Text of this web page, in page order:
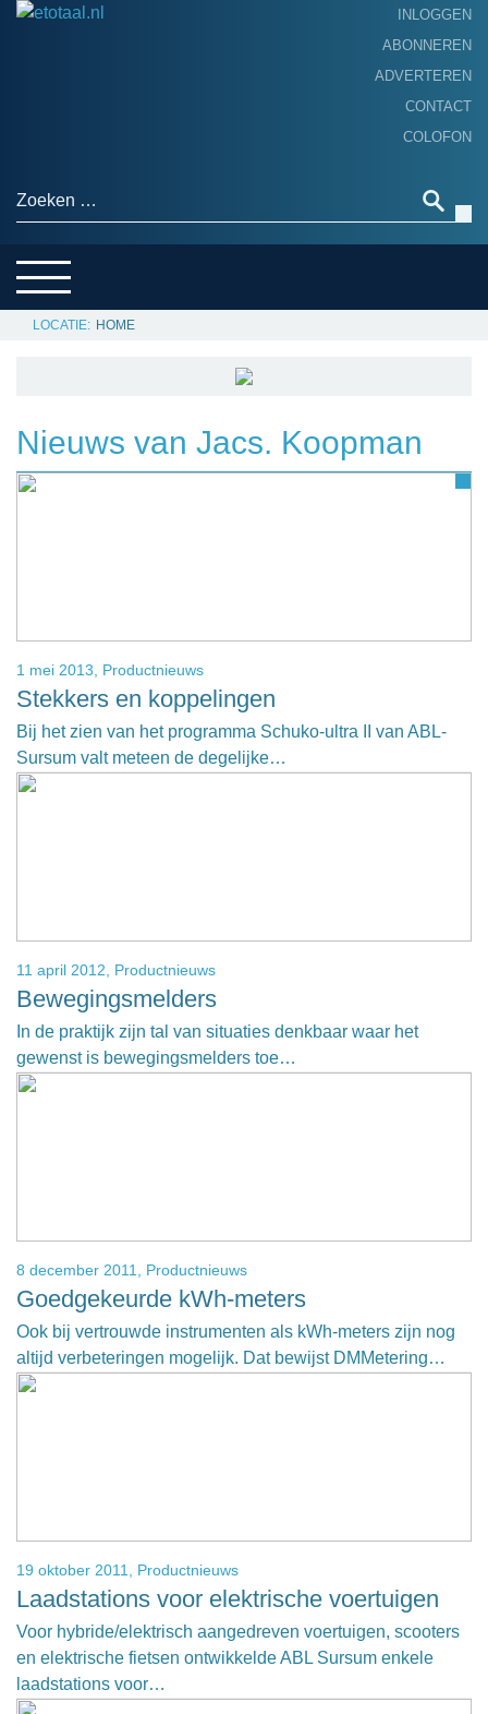
INLOGGEN
ABONNEREN
ADVERTEREN
CONTACT
COLOFON
Zoeken naar:
SERVICE
HOME
Nieuws van Jacs. Koopman
1 mei 2013, Productnieuws
Stekkers en koppelingen
Bij het zien van het programma Schuko-ultra II van ABL-
Sursum valt meteen de degelijke…
11 april 2012, Productnieuws
Bewegingsmelders
In de praktijk zijn tal van situaties denkbaar waar het
gewenst is bewegingsmelders toe…
8 december 2011, Productnieuws
Goedgekeurde kWh-meters
Ook bij vertrouwde instrumenten als kWh-meters zijn nog
altijd verbeteringen mogelijk. Dat bewijst DMMetering…
19 oktober 2011, Productnieuws
Laadstations voor elektrische voertuigen
Voor hybride/elektrisch aangedreven voertuigen, scooters
en elektrische fietsen ontwikkelde ABL Sursum enkele
laadstations voor…